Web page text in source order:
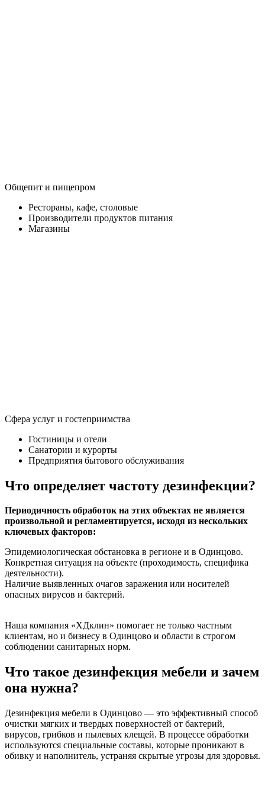
Общепит и пищепром
Рестораны, кафе, столовые
Производители продуктов питания
Магазины
Сфера услуг и гостеприимства
Гостиницы и отели
Санатории и курорты
Предприятия бытового обслуживания
Что определяет частоту дезинфекции?
Периодичность обработок на этих объектах не является
произвольной и регламентируется, исходя из нескольких
ключевых факторов:
Эпидемиологическая обстановка в регионе и в Одинцово.
Конкретная ситуация на объекте (проходимость, специфика
деятельности).
Наличие выявленных очагов заражения или носителей
опасных вирусов и бактерий.
Наша компания «ХДклин» помогает не только частным
клиентам, но и бизнесу в Одинцово и области в строгом
соблюдении санитарных норм.
Что такое дезинфекция мебели и зачем
она нужна?
Дезинфекция мебели в Одинцово — это эффективный способ
очистки мягких и твердых поверхностей от бактерий,
вирусов, грибков и пылевых клещей. В процессе обработки
используются специальные составы, которые проникают в
обивку и наполнитель, устраняя скрытые угрозы для здоровья.